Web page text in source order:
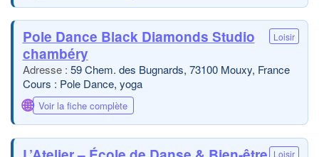
Pole Dance Black Diamonds Studio
chambéry
Loisir
59 Chem. des Bugnards, 73100 Mouxy, France
Cours : Pole Dance, yoga
🌐 Voir la fiche complète
Loisir